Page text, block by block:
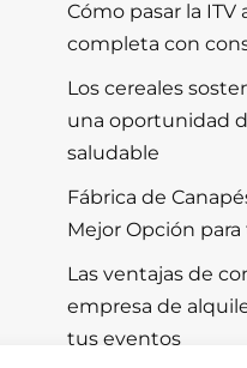
Cómo pasar la ITV
completa con
Los cereales
una oportunidad
saludable
Fábrica de
Mejor Opción
Las ventajas de
empresa de
tus eventos